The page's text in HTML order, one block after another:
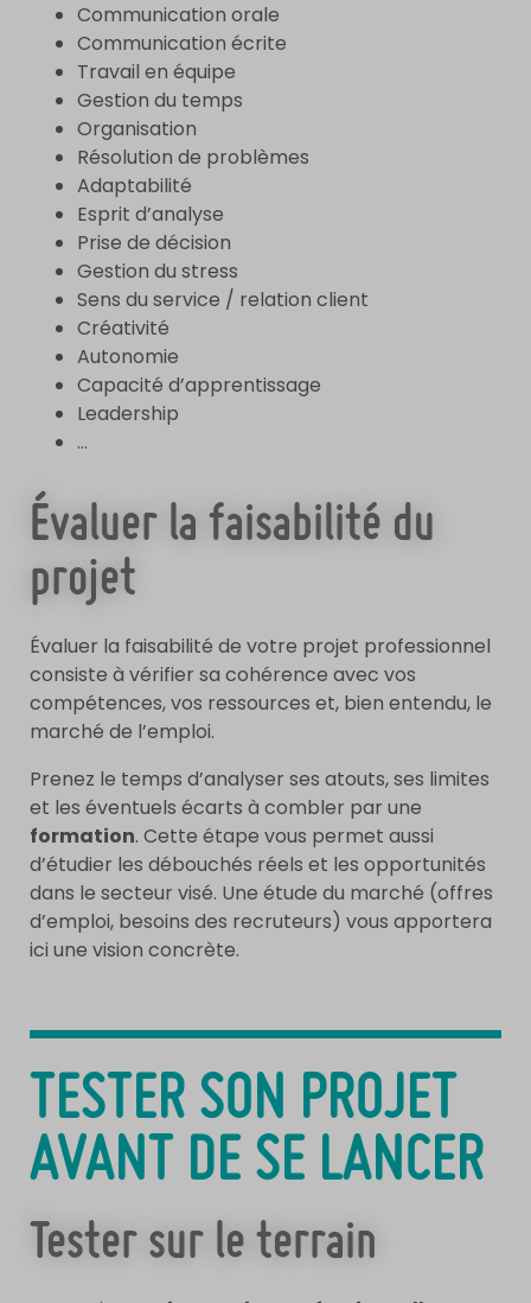
Communication orale
Communication écrite
Travail en équipe
Gestion du temps
Organisation
Résolution de problèmes
Adaptabilité
Esprit d’analyse
Prise de décision
Gestion du stress
Sens du service / relation client
Créativité
Autonomie
Capacité d’apprentissage
Leadership
…
Évaluer la faisabilité du
projet
Évaluer la faisabilité de votre projet professionnel
consiste à vérifier sa cohérence avec vos
compétences, vos ressources et, bien entendu, le
marché de l’emploi.
Prenez le temps d’analyser ses atouts, ses limites
et les éventuels écarts à combler par une
formation. Cette étape vous permet aussi
d’étudier les débouchés réels et les opportunités
dans le secteur visé. Une étude du marché (offres
d’emploi, besoins des recruteurs) vous apportera
ici une vision concrète.
TESTER SON PROJET
AVANT DE SE LANCER
Tester sur le terrain